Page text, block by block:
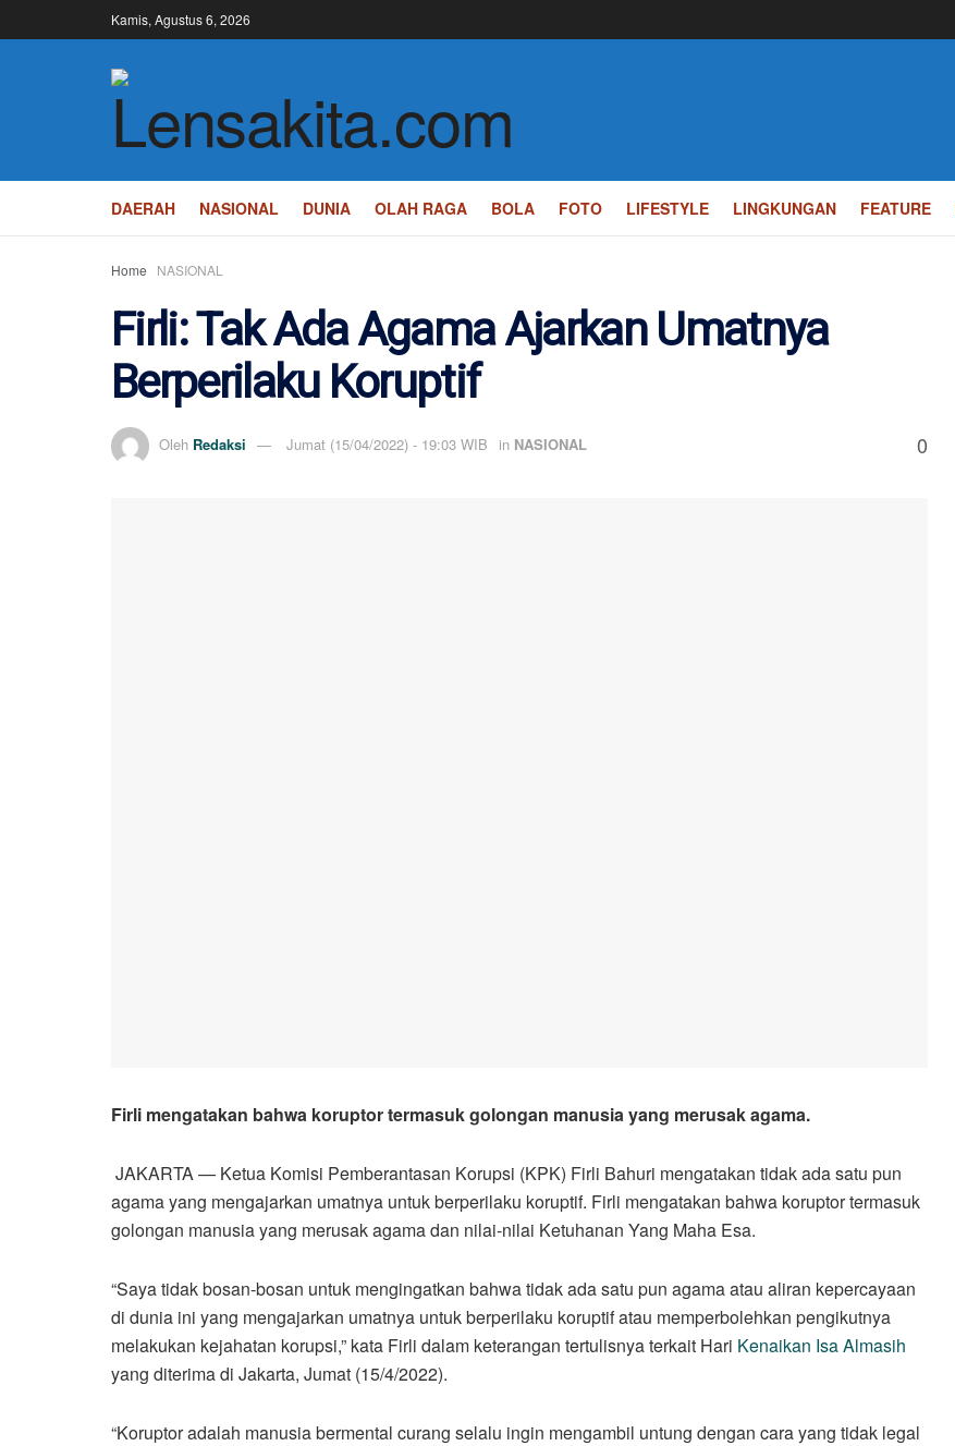
Kamis, Agustus 6, 2026
DAERAH NASIONAL DUNIA OLAH RAGA BOLA FOTO LIFESTYLE LINGKUNGAN FEATURE
Home NASIONAL
Firli: Tak Ada Agama Ajarkan Umatnya
Berperilaku Koruptif
Oleh Redaksi Jumat (15/04/2022) - 19:03 WIB in NASIONAL 0
Firli mengatakan bahwa koruptor termasuk golongan manusia yang merusak agama.
JAKARTA — Ketua Komisi Pemberantasan Korupsi (KPK) Firli Bahuri mengatakan tidak ada satu pun
agama yang mengajarkan umatnya untuk berperilaku koruptif. Firli mengatakan bahwa koruptor termasuk
golongan manusia yang merusak agama dan nilai-nilai Ketuhanan Yang Maha Esa.
“Saya tidak bosan-bosan untuk mengingatkan bahwa tidak ada satu pun agama atau aliran kepercayaan
di dunia ini yang mengajarkan umatnya untuk berperilaku koruptif atau memperbolehkan pengikutnya
melakukan kejahatan korupsi,” kata Firli dalam keterangan tertulisnya terkait Hari Kenaikan Isa Almasih
yang diterima di Jakarta, Jumat (15/4/2022).
“Koruptor adalah manusia bermental curang selalu ingin mengambil untung dengan cara yang tidak legal